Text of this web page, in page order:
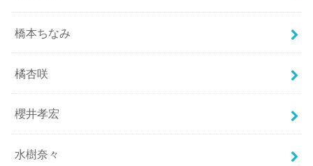
橋本ちなみ
橘杏咲
櫻井孝宏
水樹奈々